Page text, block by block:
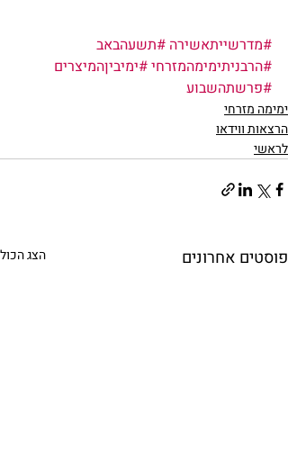
#מדרשייתאשירה #תשעהבאב
#הרבניתימימהמזרחי#ימיביןהמיצרים
#פרשתהשבוע
ימימה מזרחי
הרצאות ווידאו
לראשי
פוסטים אחרונים הצג הכול